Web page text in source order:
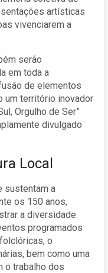
artísticas
vivenciarem a
serão
em toda a
de elementos
um território inovador
Orgulho de Ser”
divulgado
Local
sustentam a
os 150 anos,
a diversidade
programados
o
bem como uma
o trabalho dos